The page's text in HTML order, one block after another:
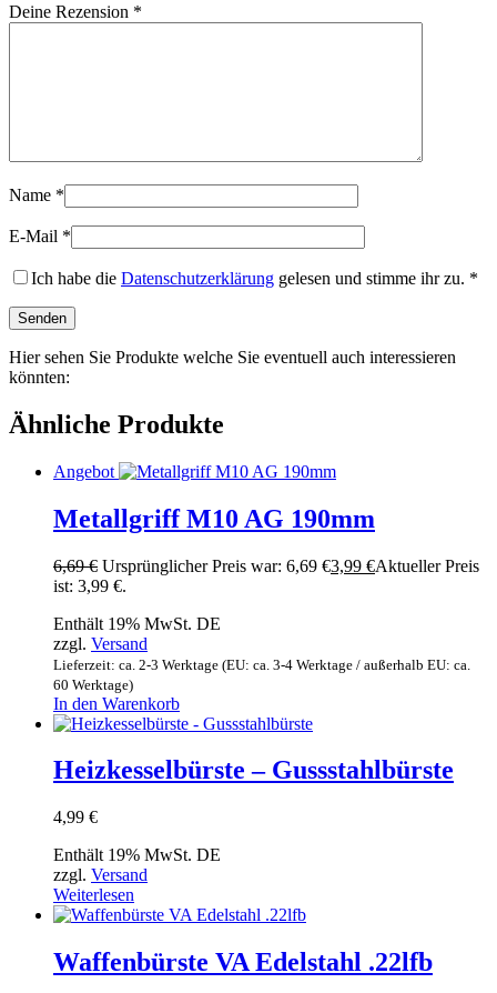
Deine Rezension *
Name *
E-Mail *
Ich habe die Datenschutzerklärung gelesen und stimme ihr zu. *
Hier sehen Sie Produkte welche Sie eventuell auch interessieren
könnten:
Ähnliche Produkte
Angebot
Metallgriff M10 AG 190mm
6,69€ Ursprünglicher Preis war: 6,69 €3,99 €Aktueller Preis
ist: 3,99 €.
Enthält 19% MwSt. DE
zzgl. Versand
Lieferzeit: ca. 2-3 Werktage (EU: ca. 3-4 Werktage / außerhalb EU: ca.
60 Werktage)
In den Warenkorb
Heizkesselbürste – Gussstahlbürste
4,99 €
Enthält 19% MwSt. DE
zzgl. Versand
Weiterlesen
Waffenbürste VA Edelstahl .22lfb